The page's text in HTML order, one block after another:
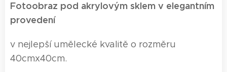
Fotoobraz pod akrylovým sklem v elegantním
provedení
v nejlepší umělecké kvalitě o rozměru
40cmx40cm.